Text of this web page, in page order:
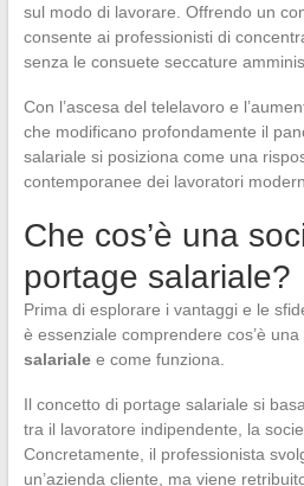
sul modo di lavorare. Offrendo un
consente ai professionisti di
senza le consuete seccature
Con l’ascesa del telelavoro e
che modificano profondamente il
salariale si posiziona come una
contemporanee dei lavoratori
Che cos’è una
portage salariale?
Prima di esplorare i vantaggi e le
è essenziale comprendere cos’è una
salarialee come funziona.
Il concetto di portage salariale si
tra il lavoratore indipendente, la
Concretamente, il professionista
un’azienda cliente, ma viene